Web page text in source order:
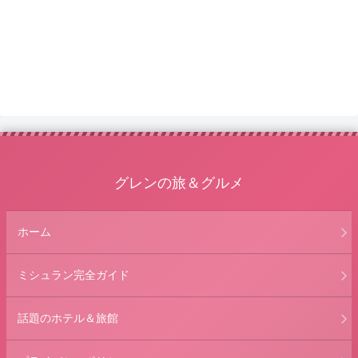
グレンの旅＆グルメ
ホーム
ミシュラン完全ガイド
話題のホテル＆旅館